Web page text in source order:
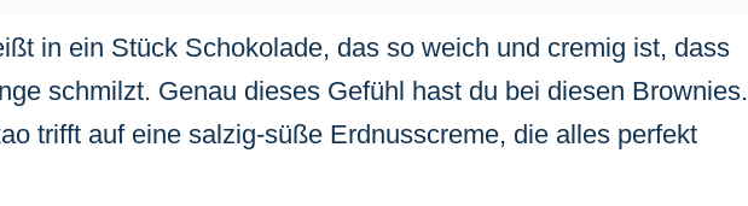
in ein Stück Schokolade, das so weich und cremig ist, dass
schmilzt. Genau dieses Gefühl hast du bei diesen Brownies.
trifft auf eine salzig-süße Erdnusscreme, die alles perfekt